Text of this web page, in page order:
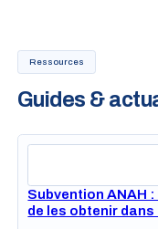
Ressources
Guides &
Subvention ANAH
de les obtenir